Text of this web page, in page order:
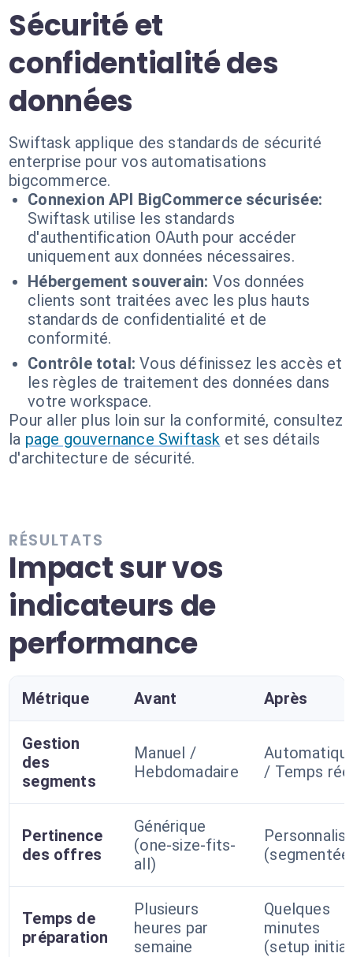
Sécurité et
confidentialité des
données
Swiftask applique des standards de sécurité
enterprise pour vos automatisations
bigcommerce.
Connexion API BigCommerce sécurisée:
Swiftask utilise les standards
d'authentification OAuth pour accéder
uniquement aux données nécessaires.
Hébergement souverain: Vos données
clients sont traitées avec les plus hauts
standards de confidentialité et de
conformité.
Contrôle total: Vous définissez les accès et
les règles de traitement des données dans
votre workspace.
Pour aller plus loin sur la conformité, consultez
la page gouvernance Swiftask et ses détails
d'architecture de sécurité.
RÉSULTATS
Impact sur vos
indicateurs de
performance
Métrique Avant Après
Gestion
des
segments
Manuel /
Hebdomadaire
/ Temps
Pertinence
des offres
Générique
(one-size-fits-
all)
Temps de
préparation
Plusieurs
heures par
semaine
Quelques
minutes
(setup